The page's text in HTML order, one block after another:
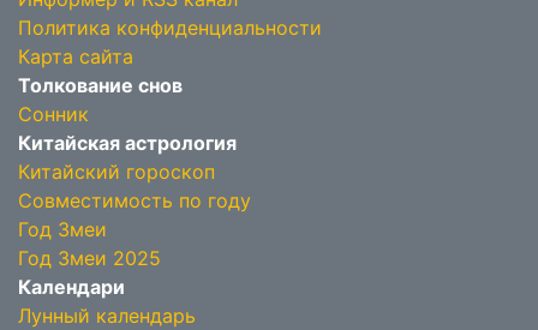
Политика конфиденциальности
Карта сайта
Толкование снов
Сонник
Китайская астрология
Китайский гороскоп
Совместимость по году
Год Змеи
Год Змеи 2025
Календари
Лунный календарь